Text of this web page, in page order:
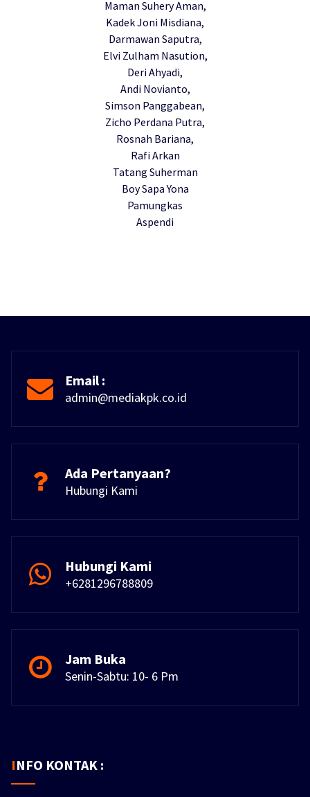
Maman Suhery Aman,
Kadek Joni Misdiana,
Darmawan Saputra,
Elvi Zulham Nasution,
Deri Ahyadi,
Andi Novianto,
Simson Panggabean,
Zicho Perdana Putra,
Rosnah Bariana,
Rafi Arkan
Tatang Suherman
Boy Sapa Yona
Pamungkas
Aspendi
Email :
admin@mediakpk.co.id
Ada Pertanyaan?
Hubungi Kami
Hubungi Kami
+6281296788809
Jam Buka
Senin-Sabtu: 10- 6 Pm
INFO KONTAK :